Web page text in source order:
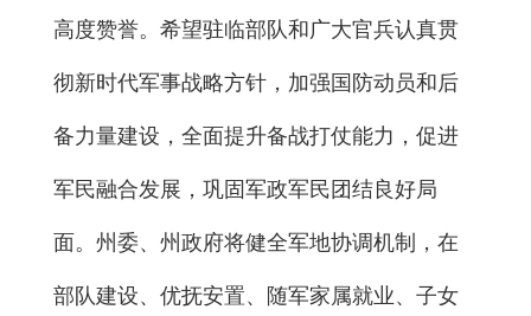
高度赞誉。希望驻临部队和广大官兵认真贯
彻新时代军事战略方针，加强国防动员和后
备力量建设，全面提升备战打仗能力，促进
军民融合发展，巩固军政军民团结良好局
面。州委、州政府将健全军地协调机制，在
部队建设、优抚安置、随军家属就业、子女